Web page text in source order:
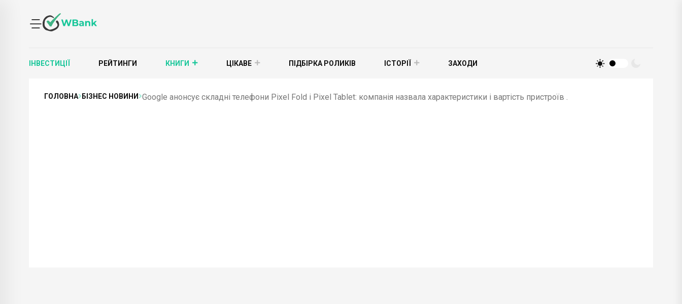
ІНВЕСТИЦІЇ РЕЙТИНГИ КНИГИ ЦІКАВЕ ПІДБІРКА РОЛИКІВ ІСТОРІЇ ЗАХОДИ
ГОЛОВНА БІЗНЕС НОВИНИ Google анонсує складні телефони Pixel Fold і Pixel Tablet: компанія назвала характеристики і вартість пристроїв .